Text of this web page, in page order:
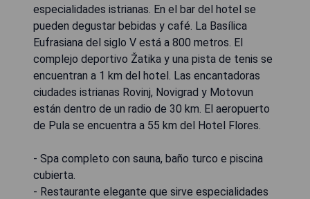
especialidades istrianas. En el bar del hotel se
pueden degustar bebidas y café. La Basílica
Eufrasiana del siglo V está a 800 metros. El
complejo deportivo Žatika y una pista de tenis se
encuentran a 1 km del hotel. Las encantadoras
ciudades istrianas Rovinj, Novigrad y Motovun
están dentro de un radio de 30 km. El aeropuerto
de Pula se encuentra a 55 km del Hotel Flores.
- Spa completo con sauna, baño turco e piscina
cubierta.
- Restaurante elegante que sirve especialidades